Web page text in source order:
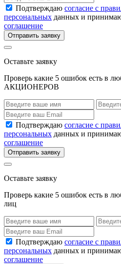
Подтверждаю согласие с
персональных данных и
соглашение
Отправить заявку
Оставьте заявку
Проверь какие 5 ошибок есть в
АКЦИОНЕРОВ
Подтверждаю согласие с
персональных данных и
соглашение
Отправить заявку
Оставьте заявку
Проверь какие 5 ошибок есть в
лиц
Подтверждаю согласие с
персональных данных и
соглашение